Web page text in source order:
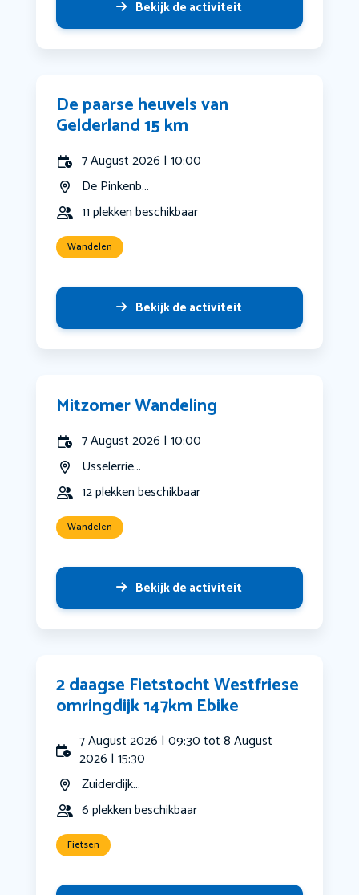
Bekijk de activiteit
De paarse heuvels van
Gelderland 15 km
7 August 2026 | 10:00
De Pinkenb...
11 plekken beschikbaar
Wandelen
Bekijk de activiteit
Mitzomer Wandeling
7 August 2026 | 10:00
Usselerrie...
12 plekken beschikbaar
Wandelen
Bekijk de activiteit
2 daagse Fietstocht Westfriese
omringdijk 147km Ebike
7 August 2026 | 09:30 tot 8 August
2026 | 15:30
Zuiderdijk...
6 plekken beschikbaar
Fietsen